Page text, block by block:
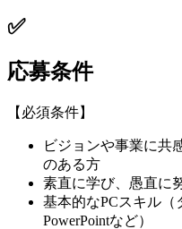
✅
応募条件
【必須条件】
ビジョンや事業に共
のある方
素直に学び、愚直に
基本的なPCスキル（
PowerPointなど）